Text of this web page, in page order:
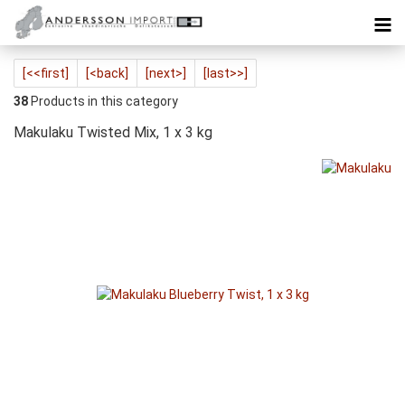
[<<first] [<back] [next>]
[last>>]
38 Products in this category
Makulaku Twisted Mix, 1 x 3 kg